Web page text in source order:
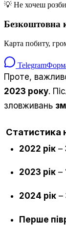
💡 Не хочеш
Безкоштовна
Карта побиту,
Telegram
Проте,
2023 року.
зловживань
Статистика
2022 рік –
2023 рік –
2024 рік –
Перше